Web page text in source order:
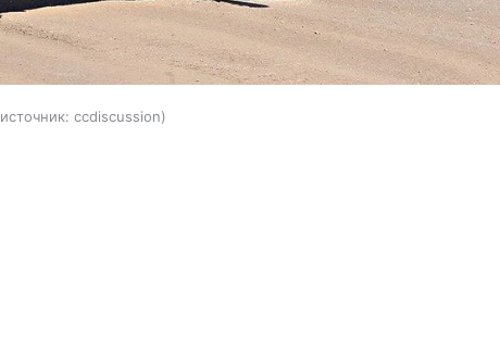
источник: ccdiscussion